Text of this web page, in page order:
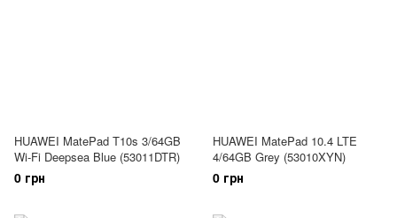
HUAWEI MatePad T10s 3/64GB
Wi-Fi Deepsea Blue (53011DTR)
0 грн
HUAWEI MatePad 10.4 LTE
4/64GB Grey (53010XYN)
0 грн